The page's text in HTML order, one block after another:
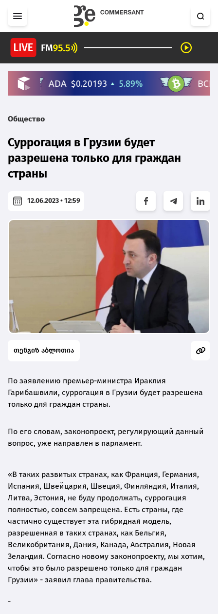
Общество
Суррогация в Грузии будет
разрешена только для граждан
страны
12.06.2023 • 12:59
თენგიზ აბლოთია
По заявлению премьер-министра Ираклия
Гарибашвили, суррогация в Грузии будет разрешена
только для граждан страны.
По его словам, законопроект, регулирующий данный
вопрос, уже направлен в парламент.
«В таких развитых странах, как Франция, Германия,
Испания, Швейцария, Швеция, Финляндия, Италия,
Литва, Эстония, не буду продолжать, суррогация
полностью, совсем запрещена. Есть страны, где
частично существует эта гибридная модель,
разрешенная в таких странах, как Бельгия,
Великобритания, Дания, Канада, Австралия, Новая
Зеландия. Согласно новому законопроекту, мы хотим,
чтобы это было разрешено только для граждан
Грузии» - заявил глава правительства.
-